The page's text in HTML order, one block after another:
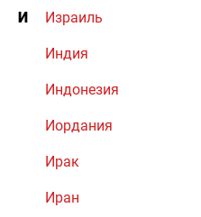
И Израиль
Индия
Индонезия
Иордания
Ирак
Иран